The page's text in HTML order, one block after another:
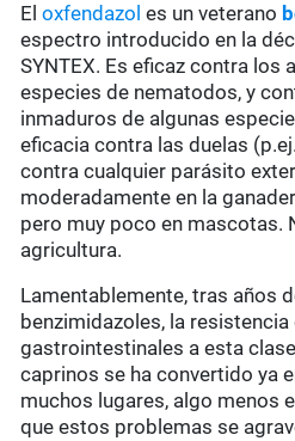
Eloxfendazol es un veterano
espectro introducido en la
SYNTEX. Es eficaz contra los
especies de nematodos, y
inmaduros de algunas
eficacia contra las duelas
contra cualquier parásito
moderadamente en la
pero muy poco en mascotas.
agricultura.
Lamentablemente, tras años
benzimidazoles, la
gastrointestinales a esta
caprinos se ha convertido ya
muchos lugares, algo menos
que estos problemas se